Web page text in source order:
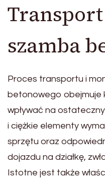
szamba
Proces transportu i
betonowego obejmuje
wpływać na
i ciężkie elementy
sprzętu oraz
dojazdu na działkę,
Istotne jest także